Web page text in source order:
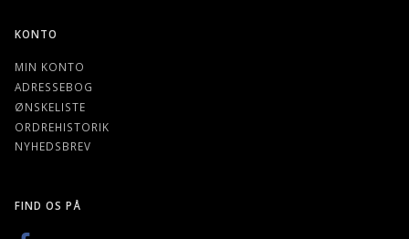
KONTO
MIN KONTO
ADRESSEBOG
ØNSKELISTE
ORDREHISTORIK
NYHEDSBREV
FIND OS PÅ